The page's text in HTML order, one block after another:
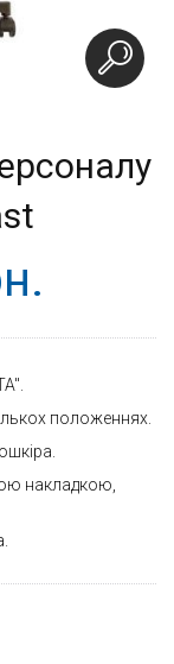
положеннях.
накладкою,